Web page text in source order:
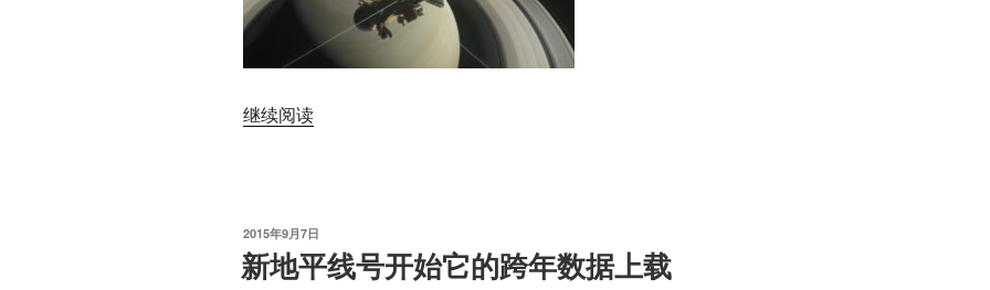
继续阅读“卡
盛
大
发
布
于
2015年9月7日
新地平线号开始它的跨年数据上载